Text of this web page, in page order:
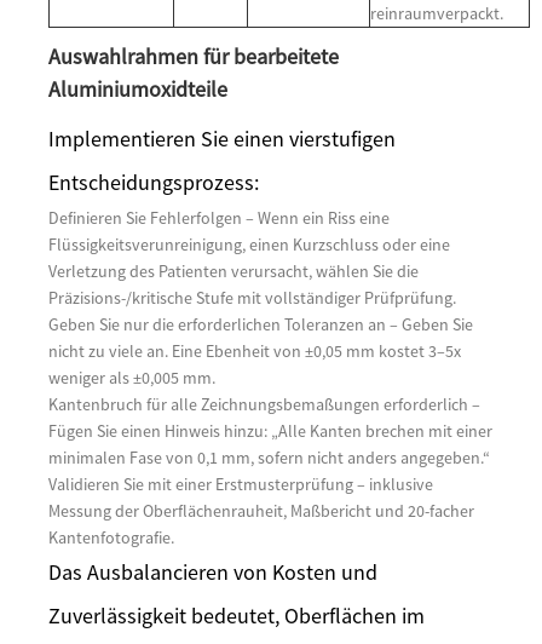
reinraumverpackt.
Auswahlrahmen für bearbeitete
Aluminiumoxidteile
Implementieren Sie einen vierstufigen
Entscheidungsprozess:
Definieren Sie Fehlerfolgen – Wenn ein Riss eine
Flüssigkeitsverunreinigung, einen Kurzschluss oder eine
Verletzung des Patienten verursacht, wählen Sie die
Präzisions-/kritische Stufe mit vollständiger Prüfprüfung.
Geben Sie nur die erforderlichen Toleranzen an – Geben Sie
nicht zu viele an. Eine Ebenheit von ±0,05 mm kostet 3–5x
weniger als ±0,005 mm.
Kantenbruch für alle Zeichnungsbemaßungen erforderlich –
Fügen Sie einen Hinweis hinzu: „Alle Kanten brechen mit einer
minimalen Fase von 0,1 mm, sofern nicht anders angegeben.“
Validieren Sie mit einer Erstmusterprüfung – inklusive
Messung der Oberflächenrauheit, Maßbericht und 20-facher
Kantenfotografie.
Das Ausbalancieren von Kosten und
Zuverlässigkeit bedeutet, Oberflächen im